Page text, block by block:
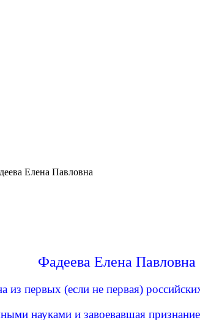
Елена Павловна
Фадеева Елена Павловна
из первых (если не первая)
науками и завоевавшая